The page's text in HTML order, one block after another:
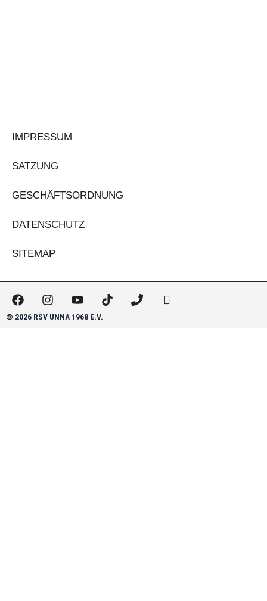
IMPRESSUM
SATZUNG
GESCHÄFTSORDNUNG
DATENSCHUTZ
SITEMAP
F
a
c
I
n
s
Y
o
u
T
i
P
h
H
m
© 2026 RSV UNNA 1968 E.V.